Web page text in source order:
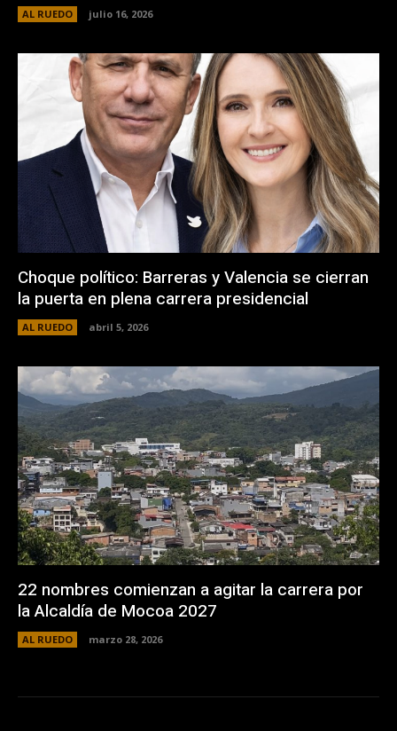
AL RUEDO julio 16, 2026
Choque político: Barreras y Valencia se cierran
la puerta en plena carrera presidencial
AL RUEDO abril 5, 2026
22 nombres comienzan a agitar la carrera por
la Alcaldía de Mocoa 2027
AL RUEDO marzo 28, 2026